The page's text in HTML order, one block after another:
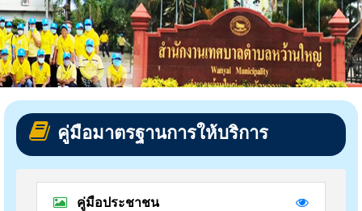
คู่มือมาตรฐานการให้บริการ
คู่มือประชาชน